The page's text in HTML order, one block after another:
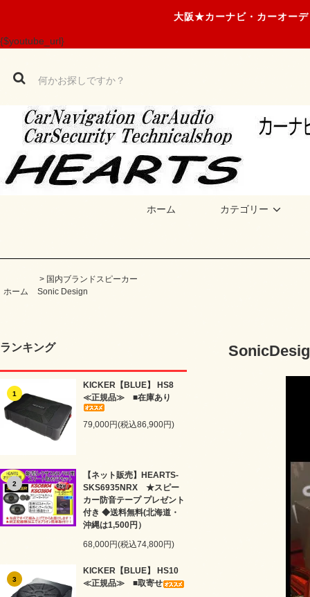
大阪★カーナビ・カーオー
{$youtube_url}
ホーム カテゴリー
ホーム
> 国内ブランドスピーカー
Sonic Design
ランキング
1
KICKER【BLUE】 HS8
≪正規品≫ ■在庫あり
79,000円(税込86,900円)
2
【ネット販売】HEARTS-
SKS6935NRX ★スピー
カー防音テープ プレゼント
付き ◆送料無料(北海道・
沖縄は1,500円）
68,000円(税込74,800円)
3
KICKER【BLUE】 HS10
≪正規品≫ ■取寄せ